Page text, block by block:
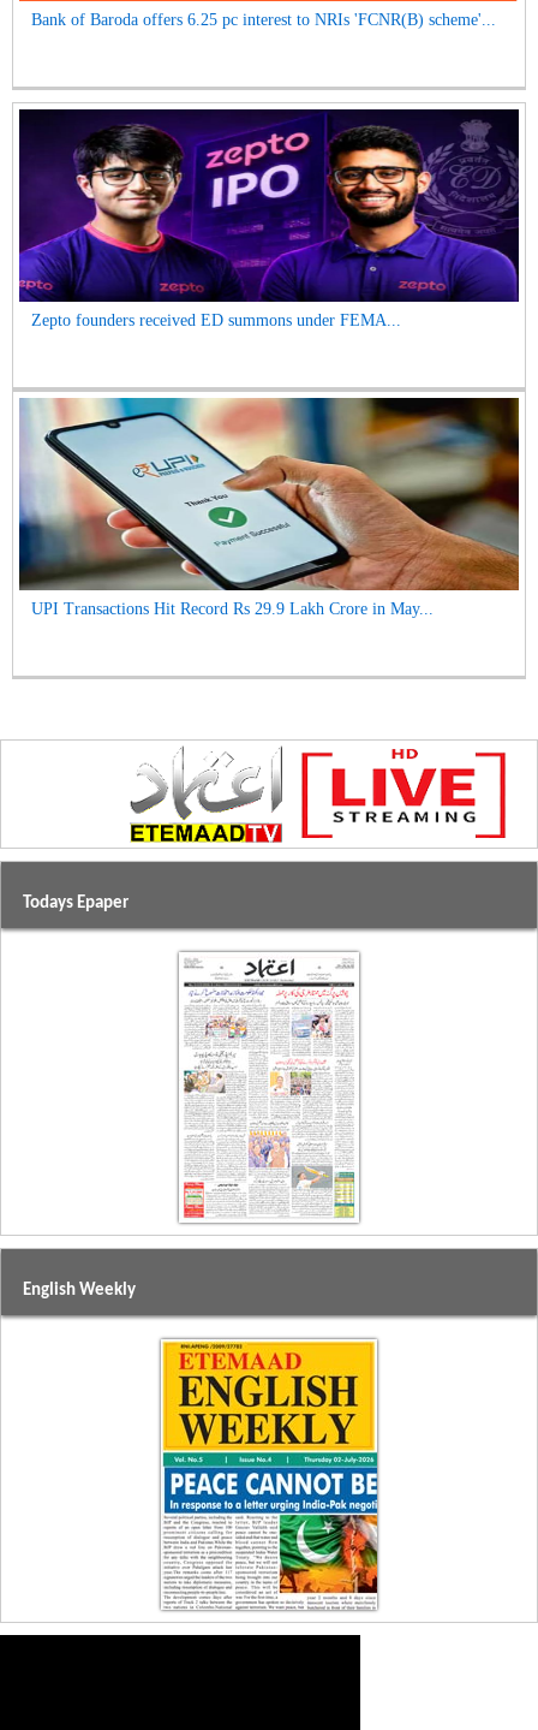
Bank of Baroda offers 6.25 pc interest to NRIs 'FCNR(B) scheme'...
Zepto founders received ED summons under FEMA...
UPI Transactions Hit Record Rs 29.9 Lakh Crore in May...
Todays Epaper
English Weekly